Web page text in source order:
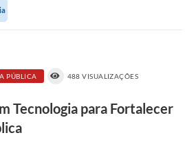
PÚBLICA 488 VISUALIZAÇÕES
Tecnologia para Fortalecer